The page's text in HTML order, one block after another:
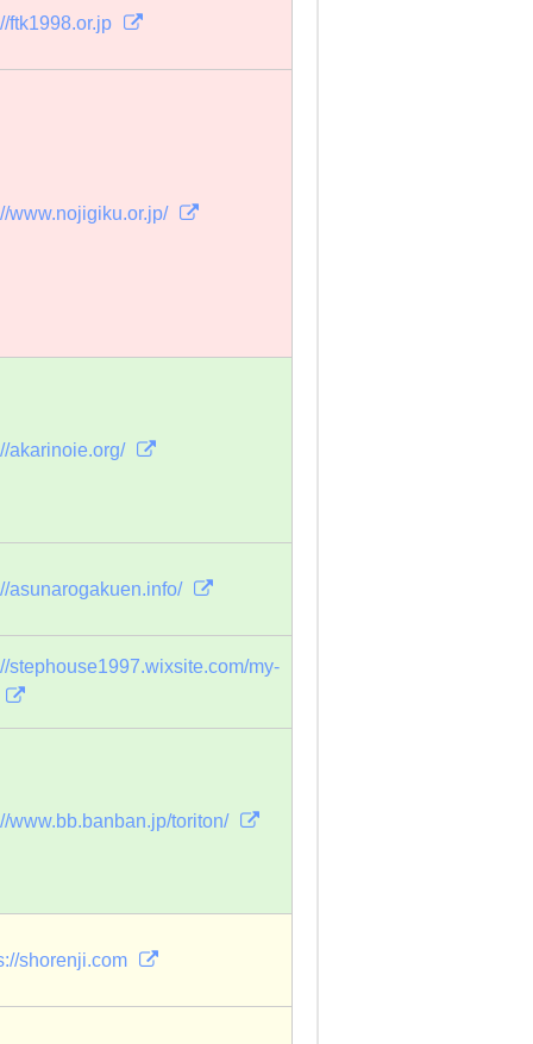
ftk1998.or.jp
www.nojigiku.or.jp/
akarinoie.org/
asunarogakuen.info/
stephouse1997.wixsite.com/my-
www.bb.banban.jp/toriton/
shorenji.com